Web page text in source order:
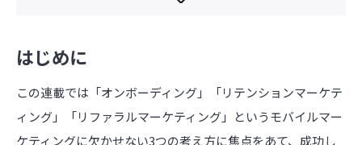
はじめに
この連載では「オンボーディング」「リテンションマーケテ
ィング」「リファラルマーケティング」というモバイルマー
ケティングに欠かせない3つの考え方に焦点をあて、成功し